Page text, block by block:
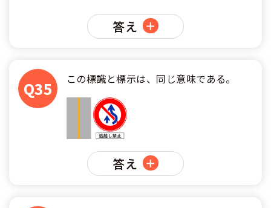
答え
Q35 この標識と標示は、同じ意味である。
答え